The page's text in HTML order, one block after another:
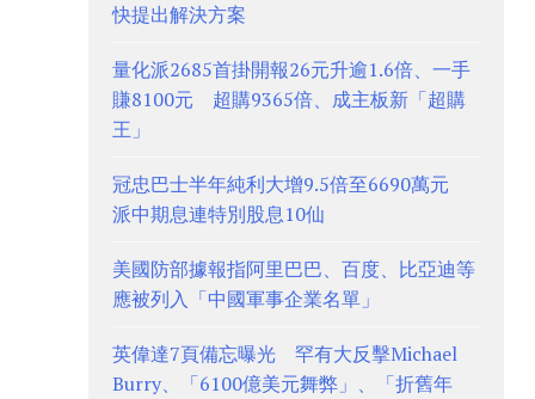
快提出解決方案
量化派2685首掛開報26元升逾1.6倍、一手
賺8100元 超購9365倍、成主板新「超購
王」
冠忠巴士半年純利大增9.5倍至6690萬元
派中期息連特別股息10仙
美國防部據報指阿里巴巴、百度、比亞迪等
應被列入「中國軍事企業名單」
英偉達7頁備忘曝光 罕有大反擊Michael
Burry、「6100億美元舞弊」、「折舊年